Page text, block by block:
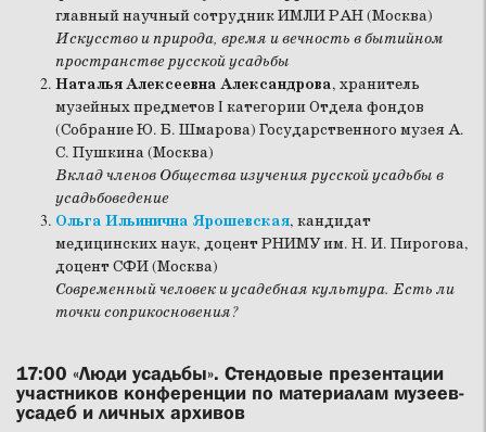
главный научный сотрудник ИМЛИ РАН (Москва)
Искусство и природа, время и вечность в бытийном
пространстве русской усадьбы
Наталья Алексеевна Александрова, хранитель
музейных предметов I категории Отдела фондов
(Собрание Ю. Б. Шмарова) Государственного музея А.
С. Пушкина (Москва)
Вклад членов Общества изучения русской усадьбы в
усадьбоведение
Ольга Ильинична Ярошевская, кандидат
медицинских наук, доцент РНИМУ им. Н. И. Пирогова,
доцент СФИ (Москва)
Современный человек и усадебная культура. Есть ли
точки соприкосновения?
17:00 «Люди усадьбы». Стендовые презентации
участников конференции по материалам музеев-
усадеб и личных архивов